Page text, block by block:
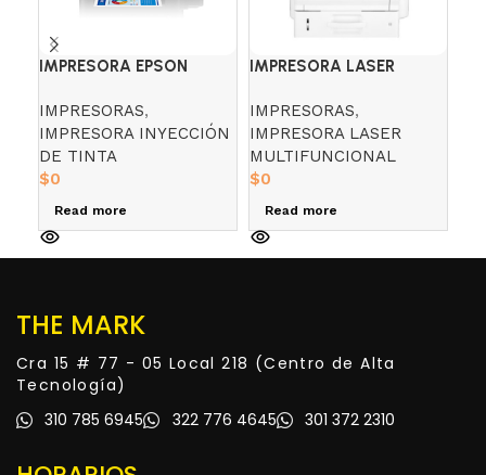
IMPRESORA EPSON
IMPRESORAS,
IMPRESORA INYECCIÓN
DE TINTA
$0
Read more
IMPRESORA LASER
IM430F
IMPRESORAS,
IMPRESORA LASER
MULTIFUNCIONAL
$0
Read more
THE MARK
Cra 15 # 77 - 05 Local 218 (Centro de Alta
Tecnología)
310 785 6945
322 776 4645 301 372 2310